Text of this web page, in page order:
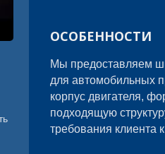
ОСОБЕННОСТИ
Мы предоставляем
для автомобильных
корпус двигателя,
подходящую
требования клиента к